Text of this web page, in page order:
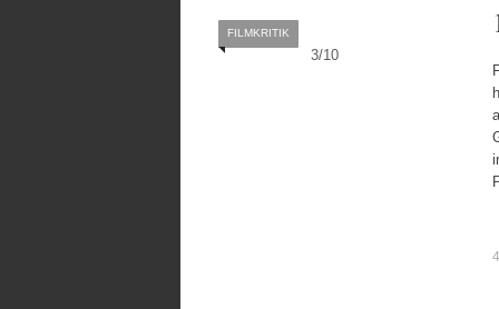
3/10
FILMKRITIK